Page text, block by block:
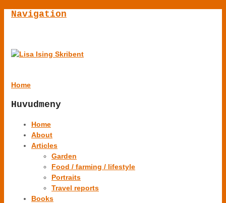
Navigation
Home
Huvudmeny
Home
About
Articles
Garden
Food / farming / lifestyle
Portraits
Travel reports
Books